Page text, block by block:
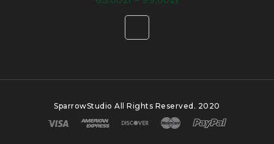
SparrowStudio All Rights Reserved. 2020